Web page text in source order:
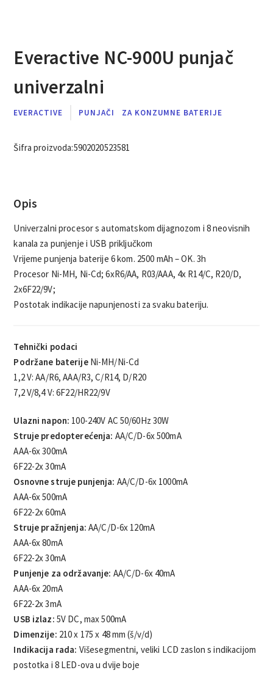
Everactive NC-900U punjač
univerzalni
EVERACTIVE PUNJAČI ZA KONZUMNE BATERIJE
Šifra proizvoda:5902020523581
Opis
Univerzalni procesor s automatskom dijagnozom i 8 neovisnih
kanala za punjenje i USB priključkom
Vrijeme punjenja baterije 6 kom. 2500 mAh – OK. 3h
Procesor Ni-MH, Ni-Cd; 6xR6/AA, R03/AAA, 4x R14/C, R20/D,
2x6F22/9V;
Postotak indikacije napunjenosti za svaku bateriju.
Tehnički podaci
Podržane baterijeNi-MH/Ni-Cd
1,2 V: AA/R6, AAA/R3, C/R14, D/R20
7,2 V/8,4 V: 6F22/HR22/9V
Ulazni napon: 100-240V AC 50/60Hz 30W
Struje predopterećenja: AA/C/D-6x 500mA
AAA-6x 300mA
6F22-2x 30mA
Osnovne struje punjenja: AA/C/D-6x 1000mA
AAA-6x 500mA
6F22-2x 60mA
Struje pražnjenja: AA/C/D-6x 120mA
AAA-6x 80mA
6F22-2x 30mA
Punjenje za održavanje: AA/C/D-6x 40mA
AAA-6x 20mA
6F22-2x 3mA
USB izlaz: 5V DC, max 500mA
Dimenzije: 210 x 175 x 48 mm (š/v/d)
Indikacija rada: Višesegmentni, veliki LCD zaslon s indikacijom
postotka i 8 LED-ova u dvije boje